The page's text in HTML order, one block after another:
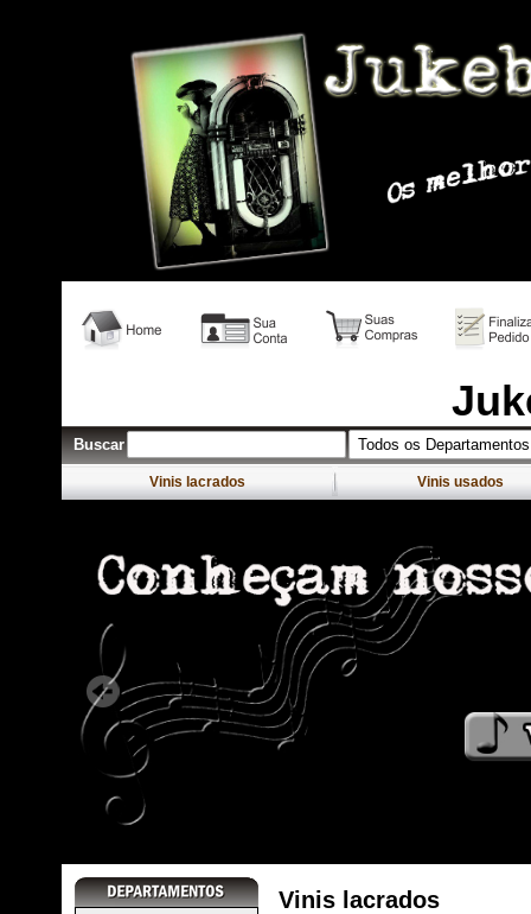
Buscar
Vinis lacrados Vinis usados
Vinis lacrados